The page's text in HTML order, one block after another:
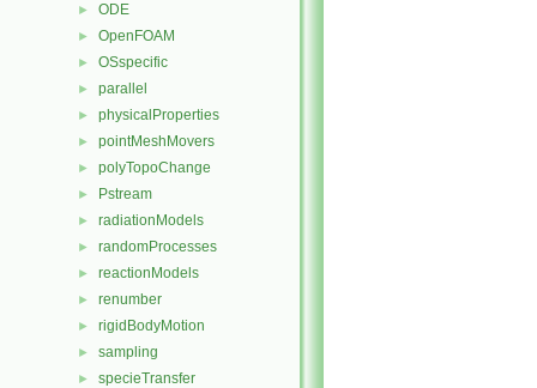
► ODE
► OpenFOAM
► OSspecific
► parallel
► physicalProperties
► pointMeshMovers
► polyTopoChange
► Pstream
► radiationModels
► randomProcesses
► reactionModels
► renumber
► rigidBodyMotion
► sampling
► specieTransfer